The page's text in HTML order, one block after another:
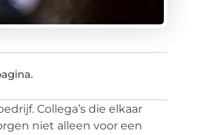
Collega’s die elkaar
niet alleen voor een